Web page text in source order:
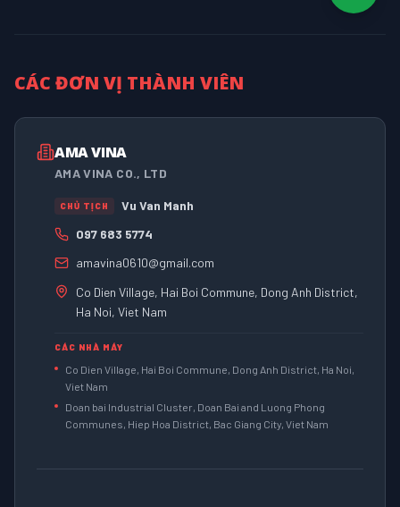
CÁC ĐƠN VỊ THÀNH VIÊN
AMA VINA
AMA VINA CO., LTD
CHỦ TỊCH
Vu Van Manh
097 683 5774
amavina0610@gmail.com
Co Dien Village, Hai Boi Commune, Dong Anh District,
Ha Noi, Viet Nam
CÁC NHÀ MÁY
Co Dien Village, Hai Boi Commune, Dong Anh District, Ha Noi,
Viet Nam
Doan bai Industrial Cluster, Doan Bai and Luong Phong
Communes, Hiep Hoa District, Bac Giang City, Viet Nam